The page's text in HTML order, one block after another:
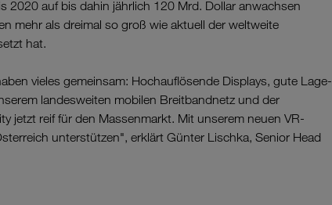
2020 auf bis dahin jährlich 120 Mrd. Dollar anwachsen
mehr als dreimal so groß wie aktuell der weltweite
hat.
vieles gemeinsam: Hochauflösende Displays, gute Lage-
landesweiten mobilen Breitbandnetz und der
jetzt reif für den Massenmarkt. Mit unserem neuen VR-
unterstützen", erklärt Günter Lischka, Senior Head